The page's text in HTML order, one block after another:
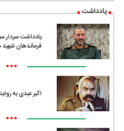
یادداشت
یادداشت سردار
فرماندهان شهید
•••
اکبر عبدی به
•••